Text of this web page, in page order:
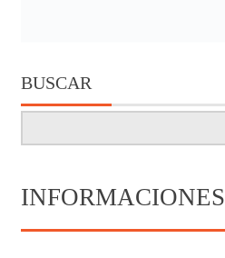
BUSCAR
INFORMACIONES